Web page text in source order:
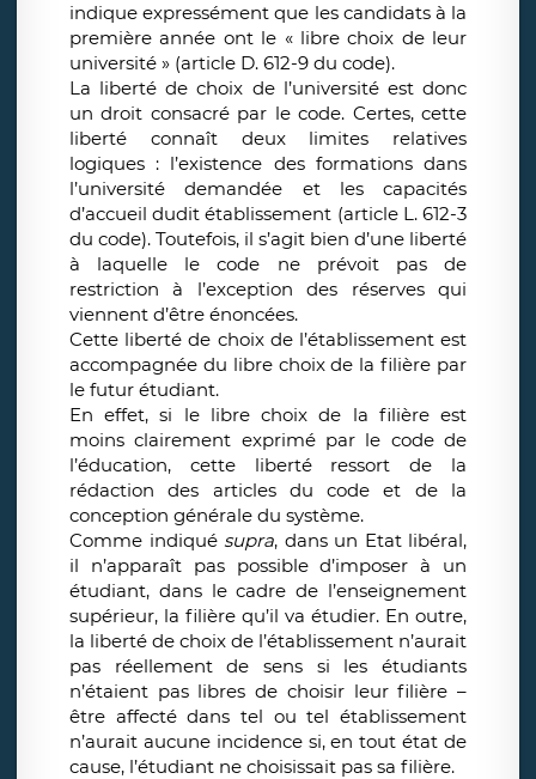
indique expressément que les candidats à la
première année ont le « libre choix de leur
université » (article D. 612-9 du code).
La liberté de choix de l’université est donc
un droit consacré par le code. Certes, cette
liberté connaît deux limites relatives
logiques : l’existence des formations dans
l’université demandée et les capacités
d’accueil dudit établissement (article L. 612-3
du code). Toutefois, il s’agit bien d’une liberté
à laquelle le code ne prévoit pas de
restriction à l’exception des réserves qui
viennent d’être énoncées.
Cette liberté de choix de l’établissement est
accompagnée du libre choix de la filière par
le futur étudiant.
En effet, si le libre choix de la filière est
moins clairement exprimé par le code de
l’éducation, cette liberté ressort de la
rédaction des articles du code et de la
conception générale du système.
Comme indiqué supra, dans un Etat libéral,
il n’apparaît pas possible d’imposer à un
étudiant, dans le cadre de l’enseignement
supérieur, la filière qu’il va étudier. En outre,
la liberté de choix de l’établissement n’aurait
pas réellement de sens si les étudiants
n’étaient pas libres de choisir leur filière –
être affecté dans tel ou tel établissement
n’aurait aucune incidence si, en tout état de
cause, l’étudiant ne choisissait pas sa filière.